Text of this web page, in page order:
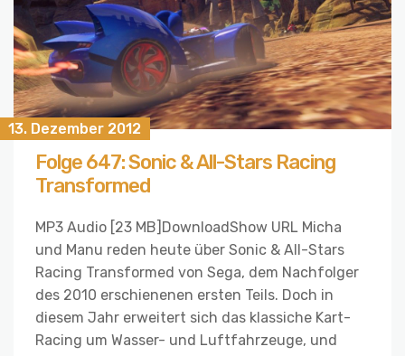
13. Dezember 2012
Folge 647: Sonic & All-Stars Racing
Transformed
MP3 Audio [23 MB]DownloadShow URL Micha
und Manu reden heute über Sonic & All-Stars
Racing Transformed von Sega, dem Nachfolger
des 2010 erschienenen ersten Teils. Doch in
diesem Jahr erweitert sich das klassiche Kart-
Racing um Wasser- und Luftfahrzeuge, und